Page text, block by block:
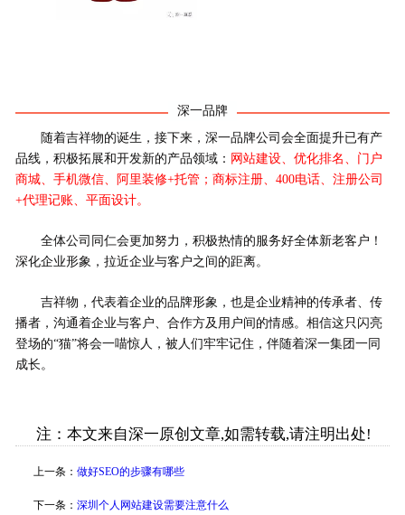
深一品牌
随着吉祥物的诞生，接下来，深一品牌公司会全面提升已有产
品线，积极拓展和开发新的产品领域： 网站建设、优化排名、门户
商城、手机微信、阿里装修+托管；商标注册、400电话、注册公司
+代理记账、平面设计。
全体公司同仁会更加努力，积极热情的服务好全体新老客户！
深化企业形象，拉近企业与客户之间的距离。
吉祥物，代表着企业的品牌形象，也是企业精神的传承者、传
播者，沟通着企业与客户、合作方及用户间的情感。相信这只闪亮
登场的“猫”将会一喵惊人，被人们牢牢记住，伴随着深一集团一同
成长。
注：本文来自深一原创文章,如需转载,请注明出处!
上一条： 做好SEO的步骤有哪些
下一条： 深圳个人网站建设需要注意什么